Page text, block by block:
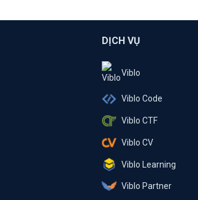
DỊCH VỤ
Viblo
Viblo Code
Viblo CTF
Viblo CV
Viblo Learning
Viblo Partner